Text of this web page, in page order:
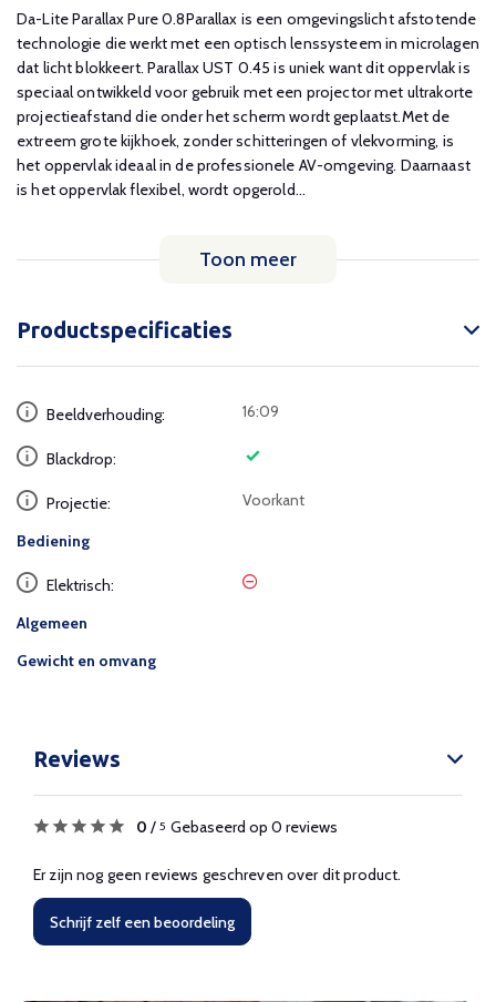
Da-Lite Parallax Pure 0.8Parallax is een omgevingslicht afstotende
technologie die werkt met een optisch lenssysteem in microlagen
dat licht blokkeert. Parallax UST 0.45 is uniek want dit oppervlak is
speciaal ontwikkeld voor gebruik met een projector met ultrakorte
projectieafstand die onder het scherm wordt geplaatst.Met de
extreem grote kijkhoek, zonder schitteringen of vlekvorming, is
het oppervlak ideaal in de professionele AV-omgeving. Daarnaast
is het oppervlak flexibel, wordt opgerold...
Toon meer
Productspecificaties
Beeldverhouding: 16:09
Blackdrop:
Projectie: Voorkant
Bediening
Elektrisch:
Algemeen
Gewicht en omvang
Reviews
0 / 5 Gebaseerd op 0 reviews
Er zijn nog geen reviews geschreven over dit product.
Schrijf zelf een beoordeling